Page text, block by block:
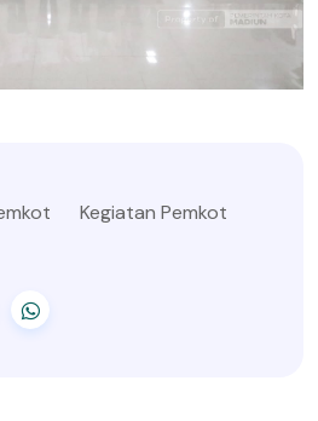
Kegiatan Pemkot